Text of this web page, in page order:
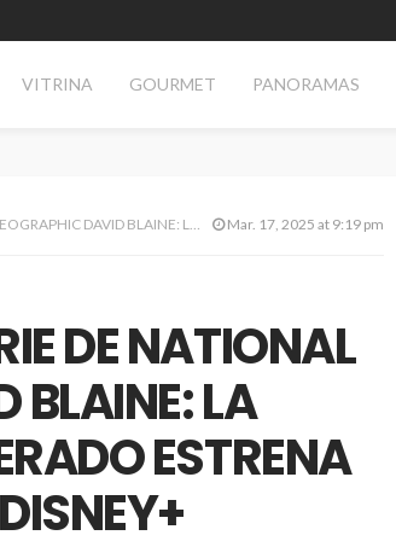
VITRINA GOURMET PANORAMAS
INESPERADO ESTRENA EL 24 DE MARZO EN DISNEY+ Mar. 17, 2025 at 9:19 pm
DE NATIONAL
BLAINE: LA
ESTRENA
TECNOLOGÍA